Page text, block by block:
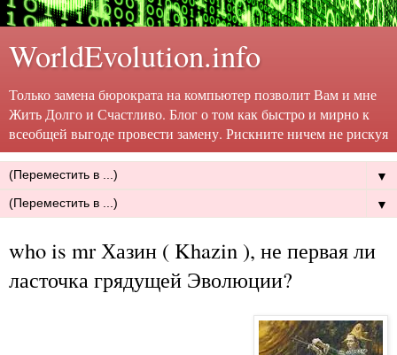
WorldEvolution.info
Только замена бюрократа на компьютер позволит Вам и мне
Жить Долго и Счастливо. Блог о том как быстро и мирно к
всеобщей выгоде провести замену. Рискните ничем не рискуя
▼
▼
who is mr Хазин ( Khazin ), не первая ли
ласточка грядущей Эволюции?